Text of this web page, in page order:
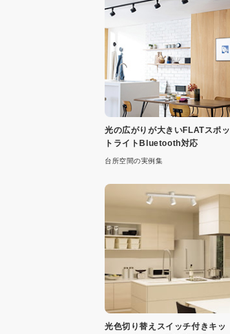
光の広がりが大きいFLATスポッ
トライトBluetooth対応
台所空間の実例集
光色切り替えスイッチ付きキッ